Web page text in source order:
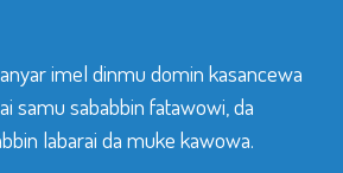
imel dinmu domin kasancewa
samu sababbin fatawowi, da
labarai da muke kawowa.